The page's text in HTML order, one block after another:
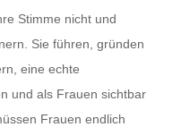
Stimme nicht und
Sie führen, gründen
eine echte
und als Frauen sichtbar
Frauen endlich